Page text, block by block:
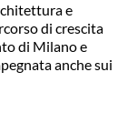
e
di crescita
di Milano e
anche sui